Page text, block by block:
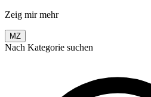
Zeig mir mehr
MZ
Nach Kategorie suchen